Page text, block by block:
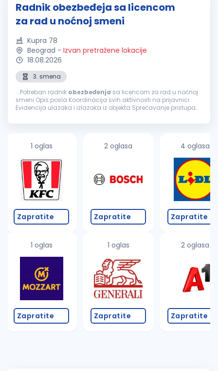
Radnik obezbeđeja sa licencom
za rad u noćnoj smeni
Kupra 78
Beograd - Izvan pretražene lokacije
18.08.2026
3. smena
...Potreban radnik obezbeđenja sa licencom za rad u noćnoj
smeni Opis posla Koordinacija svih aktivnosti na prijavnici
Evidencija ulazaka i izlazaka iz objekta Sprečavanje pristupa
obilazak...
1 oglas
Zapratite
1 oglas
Zapratite
2 oglasa
Zapratite
1 oglas
Zapratite
4 oglasa
Zapratite
2 oglasa
Zapratite